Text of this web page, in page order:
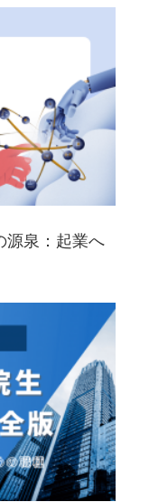
源泉：起業へ